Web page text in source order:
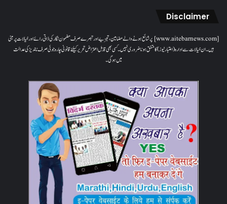
Disclaimer
[www.aitebarnews.com] پر شائع ہونے والے مضامین، تجزیے اور تبصرے صرف مضمون نگار کی ذاتی رائے اور خیالات پر مبنی
ہیں۔ ان خیالات سے ادارہ (اعتبار نیوز) کا متفق ہونا ضروری نہیں۔ کسی بھی قابل اعتراض تحریر کیلئے قانونی چارہ جوئی صرف ناندیڑ کی عدالت
میں ہوگی۔